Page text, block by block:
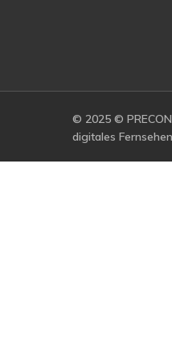
© 2025 ©
digitales